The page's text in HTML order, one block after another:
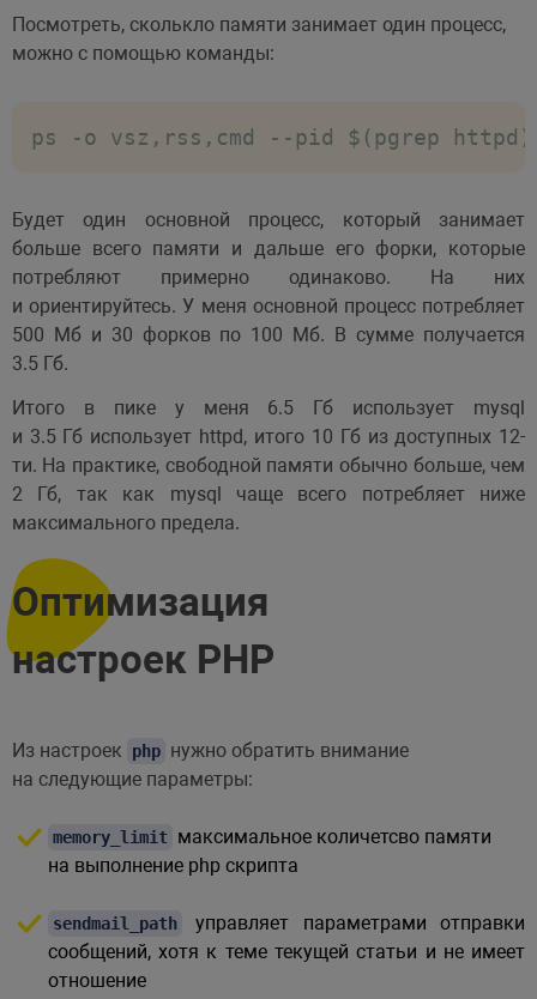
Посмотреть, сколькло памяти занимает один процесс,
можно с помощью команды:
ps -o vsz,rss,cmd --pid $(pgrep httpd)
Будет один основной процесс, который занимает
больше всего памяти и дальше его форки, которые
потребляют примерно одинаково. На них
и ориентируйтесь. У меня основной процесс потребляет
500 Мб и 30 форков по 100 Мб. В сумме получается
3.5 Гб.
Итого в пике у меня 6.5 Гб использует mysql
и 3.5 Гб использует httpd, итого 10 Гб из доступных 12-
ти. На практике, свободной памяти обычно больше, чем
2 Гб, так как mysql чаще всего потребляет ниже
максимального предела.
Оптимизация
настроек PHP
Из настроек php нужно обратить внимание
на следующие параметры:
memory_limit максимальное количетсво памяти
на выполнение php скрипта
sendmail_path
управляет параметрами отправки
сообщений, хотя к теме текущей статьи и не имеет
отношение